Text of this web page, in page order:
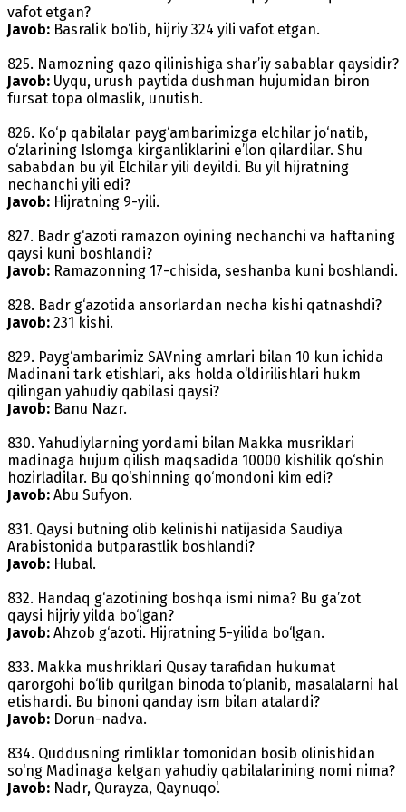
vafot etgan?
Javob: Basralik bo‘lib, hijriy 324 yili vafot etgan.
825. Namozning qazo qilinishiga shar’iy sabablar qaysidir?
Javob: Uyqu, urush paytida dushman hujumidan biron
fursat topa olmaslik, unutish.
826. Ko‘p qabilalar payg‘ambarimizga elchilar jo‘natib,
o‘zlarining Islomga kirganliklarini e’lon qilardilar. Shu
sababdan bu yil Elchilar yili deyildi. Bu yil hijratning
nechanchi yili edi?
Javob: Hijratning 9-yili.
827. Badr g‘azoti ramazon oyining nechanchi va haftaning
qaysi kuni boshlandi?
Javob: Ramazonning 17-chisida, seshanba kuni boshlandi.
828. Badr g‘azotida ansorlardan necha kishi qatnashdi?
Javob: 231 kishi.
829. Payg‘ambarimiz SAVning amrlari bilan 10 kun ichida
Madinani tark etishlari, aks holda o‘ldirilishlari hukm
qilingan yahudiy qabilasi qaysi?
Javob: Banu Nazr.
830. Yahudiylarning yordami bilan Makka musriklari
madinaga hujum qilish maqsadida 10000 kishilik qo‘shin
hozirladilar. Bu qo‘shinning qo‘mondoni kim edi?
Javob: Abu Sufyon.
831. Qaysi butning olib kelinishi natijasida Saudiya
Arabistonida butparastlik boshlandi?
Javob: Hubal.
832. Handaq g‘azotining boshqa ismi nima? Bu ga’zot
qaysi hijriy yilda bo‘lgan?
Javob: Ahzob g‘azoti. Hijratning 5-yilida bo‘lgan.
833. Makka mushriklari Qusay tarafidan hukumat
qarorgohi bo‘lib qurilgan binoda to‘planib, masalalarni hal
etishardi. Bu binoni qanday ism bilan atalardi?
Javob: Dorun-nadva.
834. Quddusning rimliklar tomonidan bosib olinishidan
so‘ng Madinaga kelgan yahudiy qabilalarining nomi nima?
Javob: Nadr, Qurayza, Qaynuqo‘.